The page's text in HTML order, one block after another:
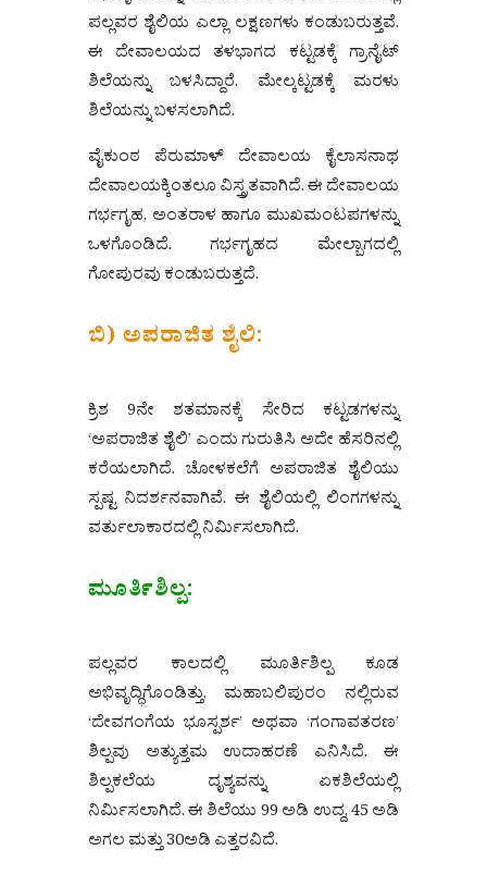
ಪಲ್ಲವರ ಶೈಲಿಯ ಎಲ್ಲಾ ಲಕ್ಷಣಗಳು ಕಂಡುಬರುತ್ತವೆ.
ಈ ದೇವಾಲಯದ ತಳಭಾಗದ ಕಟ್ಟಡಕ್ಕೆ ಗ್ರಾನೈಟ್
ಶಿಲೆಯನ್ನು ಬಳಸಿದ್ದಾರೆ. ಮೇಲ್ಕಟ್ಟಡಕ್ಕೆ ಮರಳು
ಶಿಲೆಯನ್ನು ಬಳಸಲಾಗಿದೆ.
ವೈಕುಂಠ ಪೆರುಮಾಳ್ ದೇವಾಲಯ ಕೈಲಾಸನಾಥ
ದೇವಾಲಯಕ್ಕಿಂತಲೂ ವಿಸ್ತ್ರತವಾಗಿದೆ. ಈ ದೇವಾಲಯ
ಗರ್ಭಗೃಹ, ಅಂತರಾಳ ಹಾಗೂ ಮುಖಮಂಟಪಗಳನ್ನು
ಒಳಗೊಂಡಿದೆ. ಗರ್ಭಗೃಹದ ಮೇಲ್ಬಾಗದಲ್ಲಿ
ಗೋಪುರವು ಕಂಡುಬರುತ್ತದೆ.
ಬಿ) ಅಪರಾಜಿತ ಶೈಲಿ:
ಕ್ರಿಶ 9ನೇ ಶತಮಾನಕ್ಕೆ ಸೇರಿದ ಕಟ್ಟಡಗಳನ್ನು
‘ಅಪರಾಜಿತ ಶೈಲಿ’ ಎಂದು ಗುರುತಿಸಿ ಅದೇ ಹೆಸರಿನಲ್ಲಿ
ಕರೆಯಲಾಗಿದೆ. ಚೋಳಕಲೆಗೆ ಅಪರಾಜಿತ ಶೈಲಿಯು
ಸ್ಪಷ್ಟ ನಿದರ್ಶನವಾಗಿವೆ. ಈ ಶೈಲಿಯಲ್ಲಿ ಲಿಂಗಗಳನ್ನು
ವರ್ತುಲಾಕಾರದಲ್ಲಿ ನಿರ್ಮಿಸಲಾಗಿದೆ.
ಮೂರ್ತಿಶಿಲ್ಪ:
ಪಲ್ಲವರ ಕಾಲದಲ್ಲಿ ಮೂರ್ತಿಶಿಲ್ಪ ಕೂಡ
ಅಭಿವೃದ್ಧಿಗೊಂಡಿತ್ತು, ಮಹಾಬಲಿಪುರಂ ನಲ್ಲಿರುವ
‘ದೇವಗಂಗೆಯ ಭೂಸ್ಪರ್ಶ’ ಅಥವಾ ‘ಗಂಗಾವತರಣ’
ಶಿಲ್ಪವು ಅತ್ಯುತ್ತಮ ಉದಾಹರಣೆ ಎನಿಸಿದೆ. ಈ
ಶಿಲ್ಪಕಲೆಯ ದೃಶ್ಯವನ್ನು ಏಕಶಿಲೆಯಲ್ಲಿ
ನಿರ್ಮಿಸಲಾಗಿದೆ. ಈ ಶಿಲೆಯು 99 ಅಡಿ ಉದ್ದ, 45 ಅಡಿ
ಅಗಲ ಮತ್ತು 30ಅಡಿ ಎತ್ತರವಿದೆ.